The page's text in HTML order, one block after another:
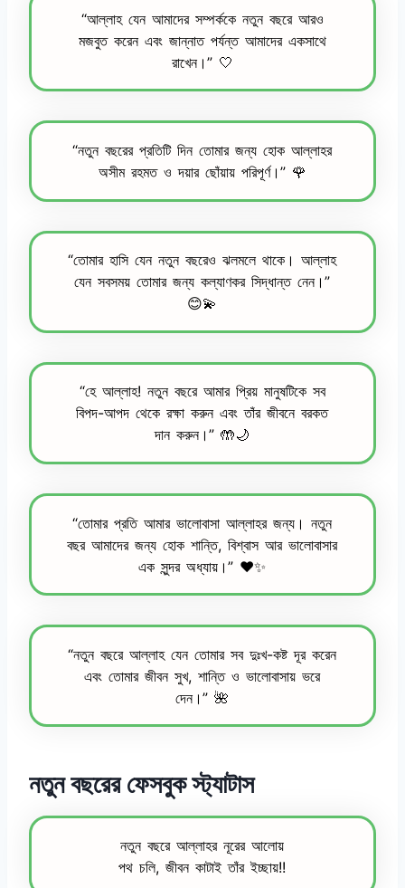
“আল্লাহ যেন আমাদের সম্পর্ককে নতুন বছরে আরও
মজবুত করেন এবং জান্নাত পর্যন্ত আমাদের একসাথে
রাখেন।” 🤍
“নতুন বছরের প্রতিটি দিন তোমার জন্য হোক আল্লাহর
অসীম রহমত ও দয়ার ছোঁয়ায় পরিপূর্ণ।” 🌹
“তোমার হাসি যেন নতুন বছরেও ঝলমলে থাকে। আল্লাহ
যেন সবসময় তোমার জন্য কল্যাণকর সিদ্ধান্ত নেন।”
😊💫
“হে আল্লাহ! নতুন বছরে আমার প্রিয় মানুষটিকে সব
বিপদ-আপদ থেকে রক্ষা করুন এবং তাঁর জীবনে বরকত
দান করুন।” 🤲🌙
“তোমার প্রতি আমার ভালোবাসা আল্লাহর জন্য। নতুন
বছর আমাদের জন্য হোক শান্তি, বিশ্বাস আর ভালোবাসার
এক সুন্দর অধ্যায়।” ❤️✨
“নতুন বছরে আল্লাহ যেন তোমার সব দুঃখ-কষ্ট দূর করেন
এবং তোমার জীবন সুখ, শান্তি ও ভালোবাসায় ভরে
দেন।” 🌺
নতুন বছরের ফেসবুক স্ট্যাটাস
নতুন বছরে আল্লাহর নূরের আলোয়
পথ চলি, জীবন কাটাই তাঁর ইচ্ছায়!!